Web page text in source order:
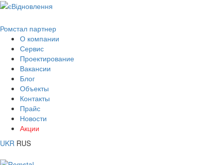
Ромстал партнер
О компании
Сервис
Проектирование
Вакансии
Блог
Объекты
Контакты
Прайс
Новости
Акции
UKR RUS